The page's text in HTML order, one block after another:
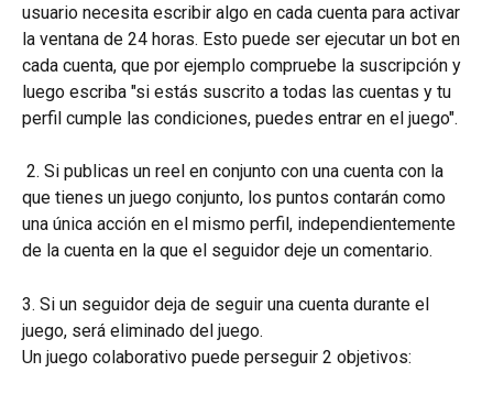
usuario necesita escribir algo en cada cuenta para activar
la ventana de 24 horas. Esto puede ser ejecutar un bot en
cada cuenta, que por ejemplo compruebe la suscripción y
luego escriba "si estás suscrito a todas las cuentas y tu
perfil cumple las condiciones, puedes entrar en el juego".
que tienes un juego conjunto, los puntos contarán como
una única acción en el mismo perfil, independientemente
de la cuenta en la que el seguidor deje un comentario.
3. Si un seguidor deja de seguir una cuenta durante el
juego, será eliminado del juego.
Un juego colaborativo puede perseguir 2 objetivos: